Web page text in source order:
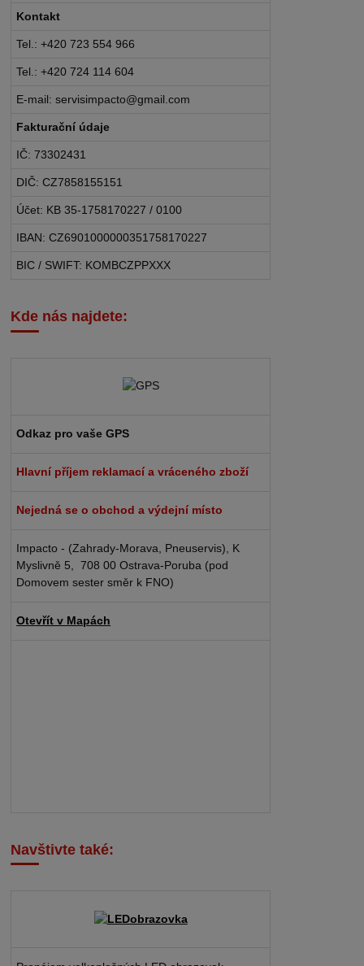
Kontakt
Tel.: +420 723 554 966
Tel.: +420 724 114 604
E-mail: servisimpacto@gmail.com
Fakturační údaje
IČ: 73302431
DIČ: CZ7858155151
Účet: KB 35-1758170227 / 0100
IBAN: CZ6901000000351758170227
BIC / SWIFT: KOMBCZPPXXX
Kde nás najdete:
Odkaz pro vaše GPS
Hlavní příjem reklamací a vráceného zboží
Nejedná se o obchod a výdejní místo
Impacto - (Zahrady-Morava, Pneuservis), K
Myslivně 5, 708 00 Ostrava-Poruba (pod
Domovem sester směr k FNO)
Otevřít v Mapách
Navštivte také: